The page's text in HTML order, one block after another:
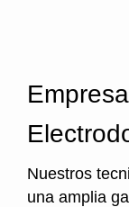
Nuestros
una amplia